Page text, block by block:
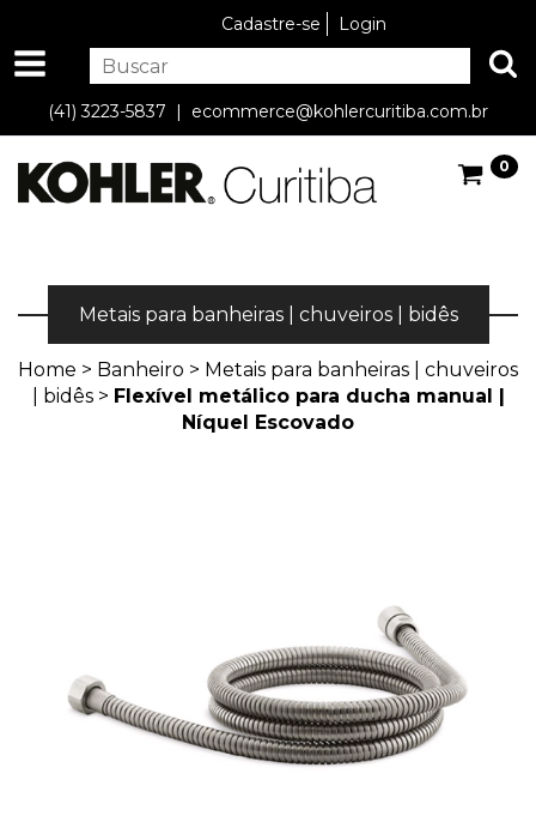
Cadastre-se Login
(41) 3223-5837 | ecommerce@kohlercuritiba.com.br
0
Metais para banheiras | chuveiros | bidês
Home > Banheiro > Metais para banheiras | chuveiros
| bidês > Flexível metálico para ducha manual |
Níquel Escovado